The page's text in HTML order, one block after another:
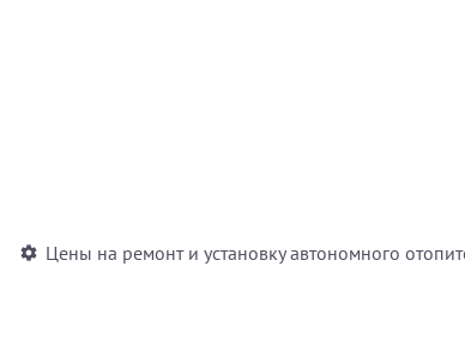
Цены на ремонт и установку автономного